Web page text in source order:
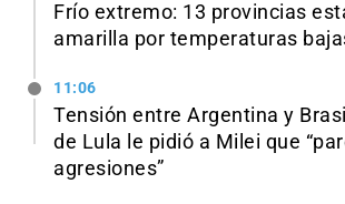
Frío extremo: 13 provincias
amarilla por temperaturas
11:06
Tensión entre Argentina y
de Lula le pidió a Milei que
agresiones”